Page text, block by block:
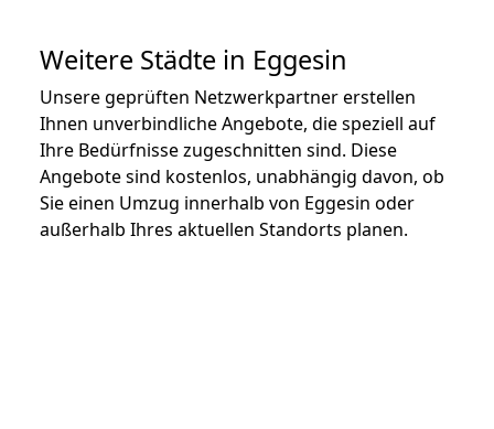
Weitere Städte in Eggesin
Unsere geprüften Netzwerkpartner erstellen
Ihnen unverbindliche Angebote, die speziell auf
Ihre Bedürfnisse zugeschnitten sind. Diese
Angebote sind kostenlos, unabhängig davon, ob
Sie einen Umzug innerhalb von Eggesin oder
außerhalb Ihres aktuellen Standorts planen.